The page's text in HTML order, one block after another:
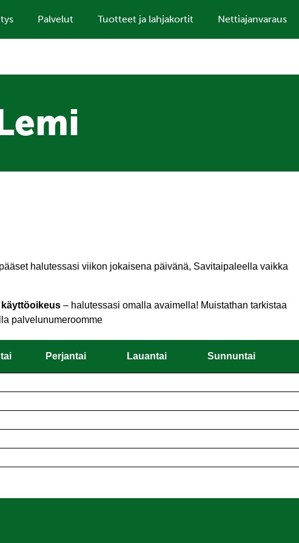
Palvelut Tuotteet ja lahjakortit Nettiajanvaraus
pääset halutessasi viikon jokaisena päivänä, Savitaipaleella vaikka
– halutessasi omalla avaimella! Muistathan tarkistaa
palvelunumeroomme
Perjantai Lauantai Sunnuntai